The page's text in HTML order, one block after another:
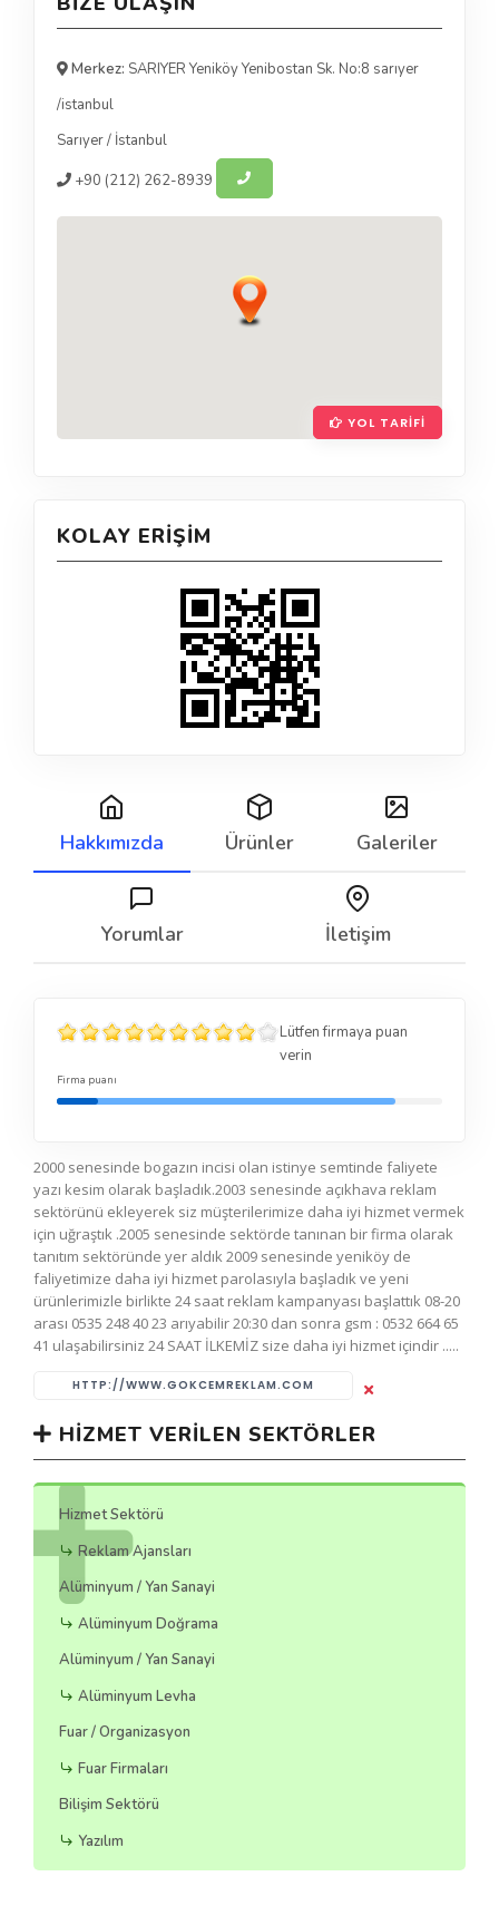
Merkez: SARIYER Yeniköy Yenibostan Sk. No:8 sarıyer
/istanbul
Sarıyer/ İstanbul
+90 (212) 262-8939
YOL TARIFI
KOLAY ERIŞIM
Hakkımızda Ürünler Galeriler
Yorumlar İletişim
Lütfen firmaya puan
verin
Firma puanı
2000 senesinde bogazın incisi olan istinye semtinde faliyete
yazı kesim olarak başladık.2003 senesinde açıkhava reklam
sektörünü ekleyerek siz müşterilerimize daha iyi hizmet vermek
için uğraştık .2005 senesinde sektörde tanınan bir firma olarak
tanıtım sektöründe yer aldık 2009 senesinde yeniköy de
faliyetimize daha iyi hizmet parolasıyla başladık ve yeni
ürünlerimizle birlikte 24 saat reklam kampanyası başlattık 08-20
arası 0535 248 40 23 arıyabilir 20:30 dan sonra gsm : 0532 664 65
41 ulaşabilirsiniz 24 SAAT İLKEMİZ size daha iyi hizmet içindir .....
HTTP://WWW.GOKCEMREKLAM.COM
HIZMET VERILEN SEKTÖRLER
Hizmet Sektörü
Reklam Ajansları
Alüminyum / Yan Sanayi
Alüminyum Doğrama
Alüminyum / Yan Sanayi
Alüminyum Levha
Fuar / Organizasyon
Fuar Firmaları
Bilişim Sektörü
Yazılım